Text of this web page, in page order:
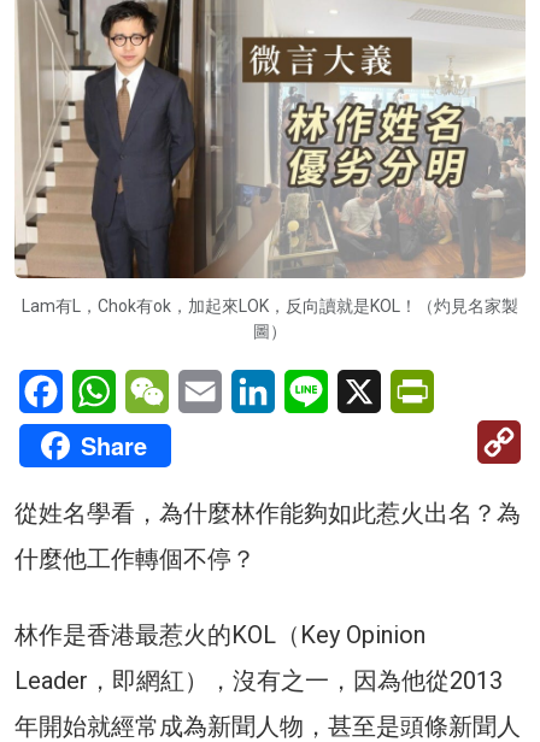
灼見活動
關於我們
Lam有L，Chok有ok，加起來LOK，反向讀就是KOL！（灼見名家製
圖）
FacebookWhatsAppWeChatEmail LinkedInLine X
Share
從姓名學看，為什麼林作能夠如此惹火出名？為
什麼他工作轉個不停？
林作是香港最惹火的KOL（Key Opinion
Leader，即網紅），沒有之一，因為他從2013
年開始就經常成為新聞人物，甚至是頭條新聞人